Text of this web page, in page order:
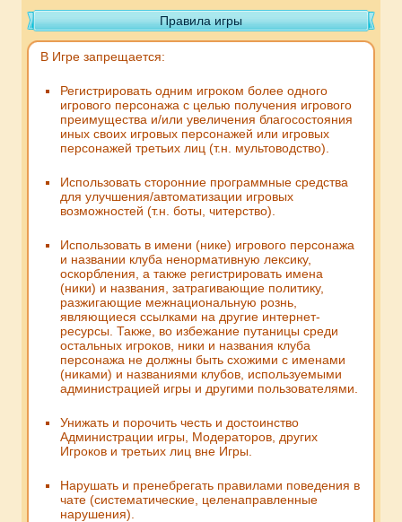
Правила игры
В Игре запрещается:
Регистрировать одним игроком более одного
игрового персонажа с целью получения игрового
преимущества и/или увеличения благосостояния
иных своих игровых персонажей или игровых
персонажей третьих лиц (т.н. мультоводство).
Использовать сторонние программные средства
для улучшения/автоматизации игровых
возможностей (т.н. боты, читерство).
Использовать в имени (нике) игрового персонажа
и названии клуба ненормативную лексику,
оскорбления, а также регистрировать имена
(ники) и названия, затрагивающие политику,
разжигающие межнациональную рознь,
являющиеся ссылками на другие интернет-
ресурсы. Также, во избежание путаницы среди
остальных игроков, ники и названия клуба
персонажа не должны быть схожими с именами
(никами) и названиями клубов, используемыми
администрацией игры и другими пользователями.
Унижать и порочить честь и достоинство
Администрации игры, Модераторов, других
Игроков и третьих лиц вне Игры.
Нарушать и пренебрегать правилами поведения в
чате (систематические, целенаправленные
нарушения).